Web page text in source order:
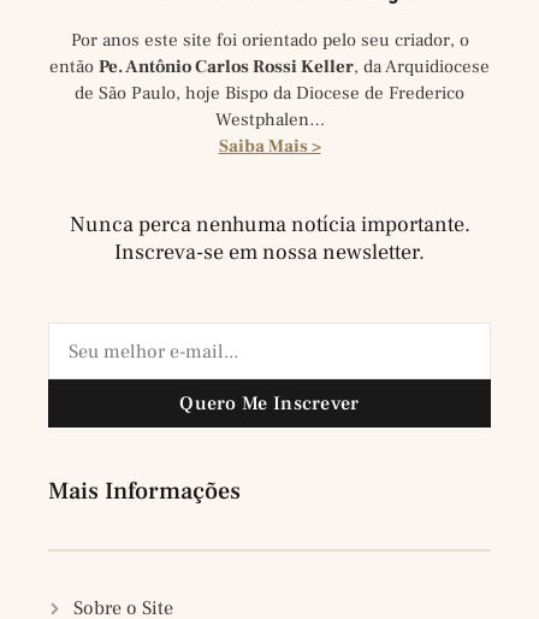
Por anos este site foi orientado pelo seu criador, o
então Pe. Antônio Carlos Rossi Keller, da Arquidiocese
de São Paulo, hoje Bispo da Diocese de Frederico
Westphalen…
Saiba Mais >
Nunca perca nenhuma notícia importante.
Inscreva-se em nossa newsletter.
Quero Me Inscrever
Mais Informações
Sobre o Site